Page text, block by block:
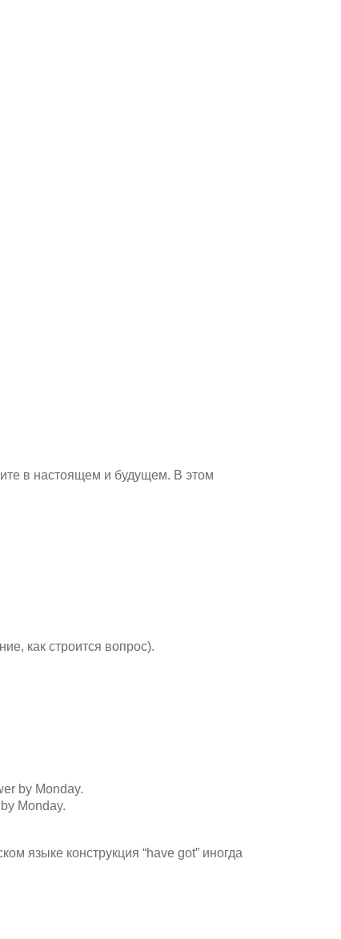
в настоящем и будущем. В этом
как строится вопрос).
by Monday.
Monday.
языке конструкция “have got” иногда